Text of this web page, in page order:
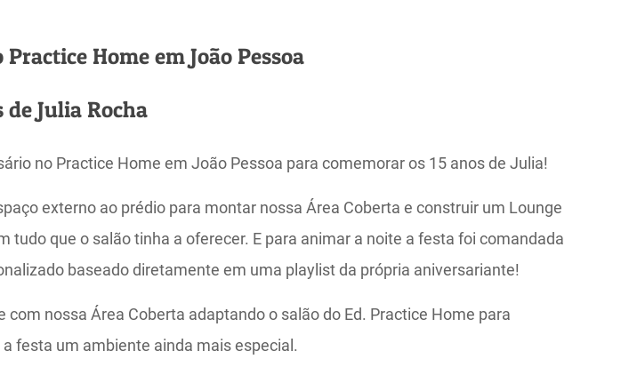
Home em João Pessoa
de Julia Rocha
no Practice Home em João Pessoa para comemorar os 15 anos de Julia!
externo ao prédio para montar nossa Área Coberta e construir um Lounge
que o salão tinha a oferecer. E para animar a noite a festa foi comandada
baseado diretamente em uma playlist da própria aniversariante!
nossa Área Coberta adaptando o salão do Ed. Practice Home para
festa um ambiente ainda mais especial.